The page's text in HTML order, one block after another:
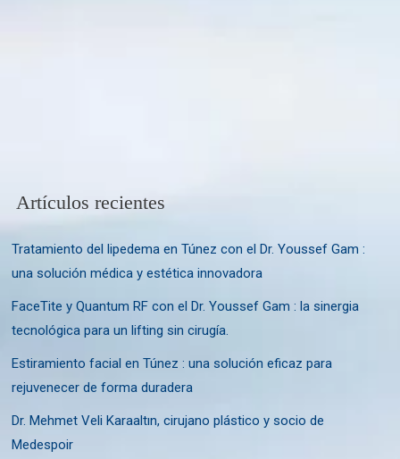
Artículos recientes
Tratamiento del lipedema en Túnez con el Dr. Youssef Gam :
una solución médica y estética innovadora
FaceTite y Quantum RF con el Dr. Youssef Gam : la sinergia
tecnológica para un lifting sin cirugía.
Estiramiento facial en Túnez : una solución eficaz para
rejuvenecer de forma duradera
Dr. Mehmet Veli Karaaltın, cirujano plástico y socio de
Medespoir